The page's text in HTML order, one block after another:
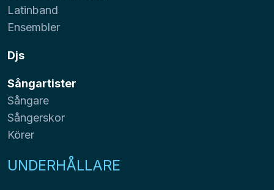
Latinband
Ensembler
Djs
Sångartister
Sångare
Sångerskor
Körer
UNDERHÅLLARE